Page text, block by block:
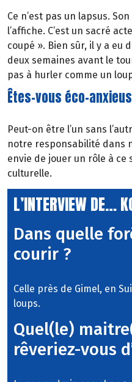
Ce n’est pas un lapsus.
l’affiche. C’est un sacré
coupé ». Bien sûr, il y a eu
deux semaines avant le
pas à hurler comme un
Êtes-vous éco-
Peut-on être l’un sans
notre responsabilité dans
envie de jouer un rôle à ce
culturelle.
L’INTERVIEW DE…
Dans quelle
courir ?
Celle près de Gimel, en
loups.
Quel(le)
rêveriez-vous